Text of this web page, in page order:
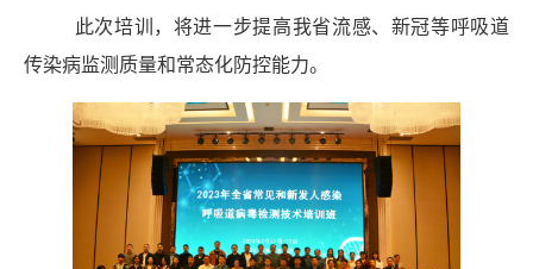
此次培训，将进一步提高我省流感、新冠等呼吸道
传染病监测质量和常态化防控能力。